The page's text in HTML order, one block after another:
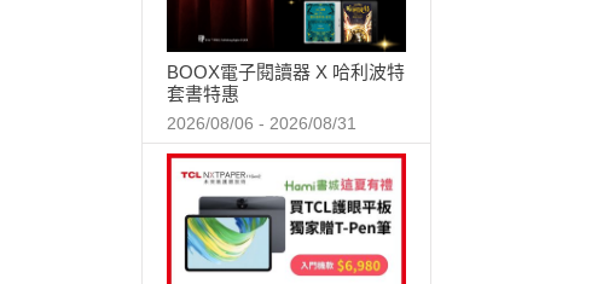
BOOX電子閱讀器 X 哈利波特
套書特惠
2026/08/06 - 2026/08/31